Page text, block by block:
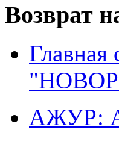
Возврат
Главная
АЖУР: